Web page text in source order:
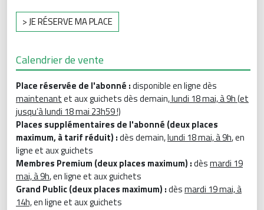
> JE RÉSERVE MA PLACE
Calendrier de vente
Place réservée de l'abonné :disponible en ligne dès
maintenantet aux guichets dès demain,lundi 18 mai, à 9h (et
jusqu’à lundi 18 mai 23h59 !)
Places supplémentaires de l'abonné (deux places
maximum, à tarif réduit) :dès demain,lundi 18 mai, à 9h, en
ligne et aux guichets
Membres Premium (deux places maximum) :dèsmardi 19
mai, à 9h, en ligne et aux guichets
Grand Public (deux places maximum) :dèsmardi 19 mai, à
14h,en ligne et aux guichets